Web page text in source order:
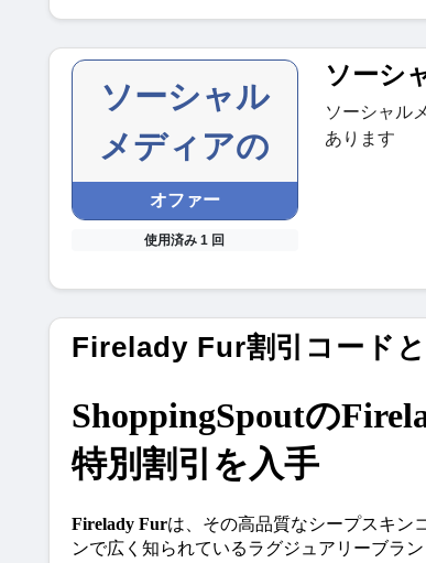
ソーシャル
メディアの
オファー
使用済み 1 回
ソーシ
ソーシャル
あります
Firelady Fur割引コード
ShoppingSpoutの
特別割引を入手
Firelady Furは、その高品質なシープスキン
ンで広く知られているラグジュアリーブラン